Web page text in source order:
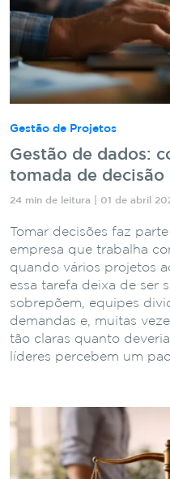
Gestão de Projetos
Gestão de dados:
tomada de decisão
24 min de leitura | 01 de abril
Tomar decisões faz
empresa que trabalha
quando vários projetos
essa tarefa deixa de ser
sobrepõem, equipes
demandas e, muitas
tão claras quanto
líderes percebem um